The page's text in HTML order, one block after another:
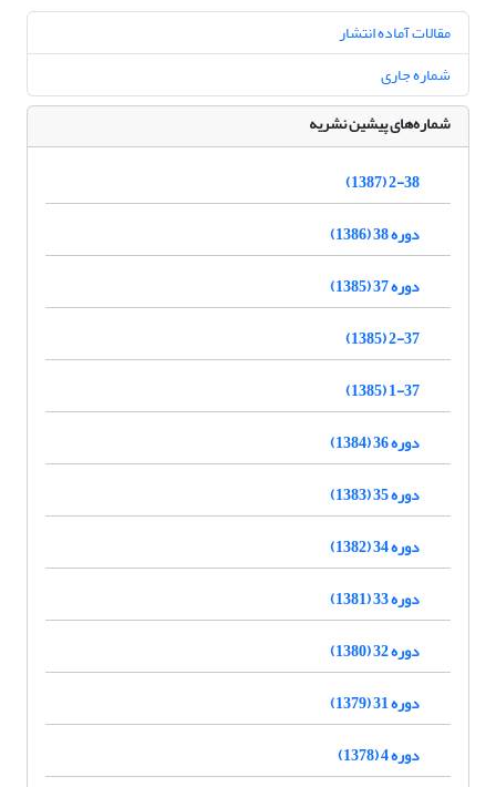
مقالات آماده انتشار
شماره جاری
شماره‌های پیشین نشریه
2-38 (1387)
دوره 38 (1386)
دوره 37 (1385)
2-37 (1385)
1-37 (1385)
دوره 36 (1384)
دوره 35 (1383)
دوره 34 (1382)
دوره 33 (1381)
دوره 32 (1380)
دوره 31 (1379)
دوره 4 (1378)